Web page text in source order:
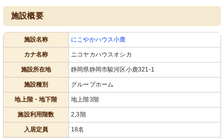
エレベーター
明るくて清潔感のある廊下で、安心し
て働ける環境です。
エントランス
広々としたエントランスには情報掲示
があり、待合スペースが設けられてい
ます。
施設概要
施設名称 にこやかハウス小鹿
カナ名称 ニコヤカハウスオシカ
施設所在地 静岡県静岡市駿河区小鹿321-1
施設種別 グループホーム
地上階・地下階 地上階3階
施設利用階数 2,3階
入居定員 18名